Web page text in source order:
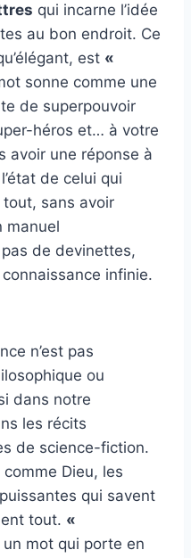
qui incarne l’idée
au bon endroit. Ce
est «
sonne comme une
de superpouvoir
héros et… à votre
avoir une réponse à
de celui qui
sans avoir
manuel
de devinettes,
infinie.
n’est pas
ou
dans notre
les récits
de science-fiction.
Dieu, les
qui savent
tout. «
mot qui porte en